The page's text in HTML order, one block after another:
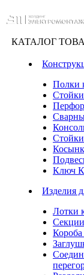
КАТАЛОГ
Полки
Ключ
Изделия
Лотки
Короба